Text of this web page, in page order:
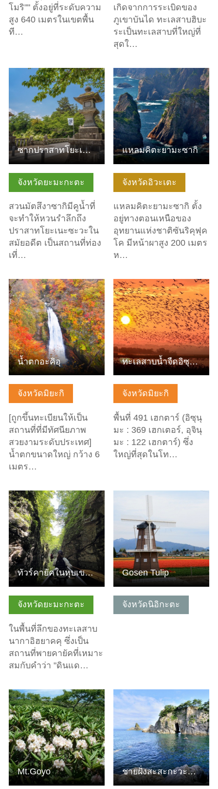
โมริ"" ตั้งอยู่ที่ระดับความ
สูง 640 เมตรในเขตพื้น
ที…
เกิดจากการระเบิดของ
ภูเขาบันได ทะเลสาบฮิบะ
ระเป็นทะเลสาบที่ใหญ่ที่
สุดใ…
จังหวัดยะมะกะตะ
สวนมัตสึงาซากิมีคูน้ำที่
จะทำให้หวนรำลึกถึง
ปราสาทโยะเนะซะวะใน
สมัยอดีต เป็นสถานที่ท่อง
เที่…
ดูข้อมูลพื้นฐาน
ซากปราสาทโยะเนะซะวะและสวนมัตสึงาซากิ
จังหวัดอิวะเตะ
แหลมคิตะยามะซากิ ตั้ง
อยู่ทางตอนเหนือของ
อุทยานแห่งชาติซันริคุฟุค
โค มีหน้าผาสูง 200 เมตร
ห…
ดูข้อมูลพื้นฐาน
แหลมคิตะยามะซากิ
จังหวัดมิยะกิ
[ถูกขึ้นทะเบียนให้เป็น
สถานที่ที่มีทัศนียภาพ
สวยงามระดับประเทศ]
น้ำตกขนาดใหญ่ กว้าง 6
เมตร…
ดูข้อมูลพื้นฐาน
น้ำตกอะคิอุ
จังหวัดมิยะกิ
พื้นที่ 491 เฮกตาร์ (อิซุนุ
มะ : 369 เฮกเตอร์, อุจินุ
มะ : 122 เฮกตาร์) ซึ่ง
ใหญ่ที่สุดในโท…
ดูข้อมูลพื้นฐาน
ทะเลสาบน้ำจืดอิซุนุมะ - อุจินุมะ
จังหวัดยะมะกะตะ
ในพื้นที่ลึกของทะเลสาบ
นากาอิฮยาคคุ ซึ่งเป็น
สถานที่พายคายัคที่เหมาะ
สมกับคำว่า "ดินแด…
ดูข้อมูลพื้นฐาน
ทัวร์คายัคในหุบเขามิฟุเนะ การผจญภัยเพื่อค้นหาดินแดนลึกลับแ…
จังหวัดนิอิกะตะ
ดูข้อมูลพื้นฐาน
Gosen Tulip
ดูข้อมูลพื้นฐาน
Mt.Goyo
ดูข้อมูลพื้นฐาน
ชายฝั่งสะสะกะวะนะกะเระ